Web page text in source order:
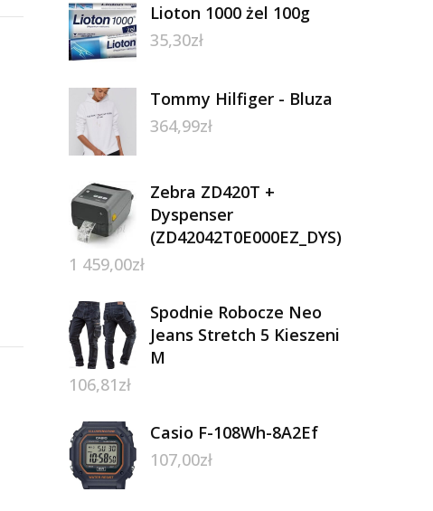
Lioton 1000 żel 100g
35,30zł
Tommy Hilfiger - Bluza
364,99zł
Zebra ZD420T +
Dyspenser
(ZD42042T0E000EZ_DYS)
1 459,00zł
Spodnie Robocze Neo
Jeans Stretch 5 Kieszeni
M
106,81zł
Casio F-108Wh-8A2Ef
107,00zł